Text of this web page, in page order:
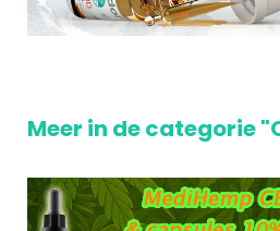
Meer in de categorie